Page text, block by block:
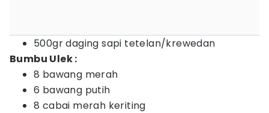
500gr daging sapi tetelan/krewedan
Bumbu Ulek :
8 bawang merah
6 bawang putih
8 cabai merah keriting